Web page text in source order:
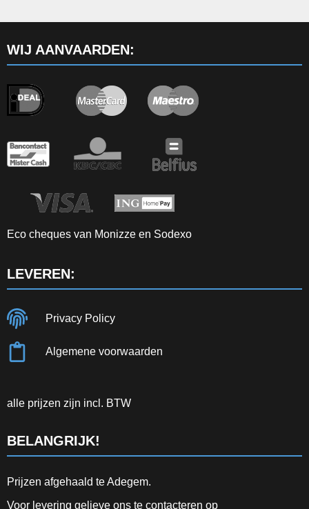
WIJ AANVAARDEN:
Eco cheques van Monizze en Sodexo
LEVEREN:
Privacy Policy
Algemene voorwaarden
alle prijzen zijn incl. BTW
BELANGRIJK!
Prijzen afgehaald te Adegem.
Voor levering gelieve ons te contacteren op